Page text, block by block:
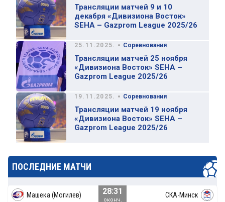
Трансляции матчей 9 и 10
декабря «Дивизиона Восток»
SEHA – Gazprom League 2025/26
25.11.2025. • Соревнования
Трансляции матчей 25 ноября
«Дивизиона Восток» SEHA –
Gazprom League 2025/26
19.11.2025. • Соревнования
Трансляции матчей 19 ноября
«Дивизиона Восток» SEHA –
Gazprom League 2025/26
ПОСЛЕДНИЕ МАТЧИ
Машека (Могилев) 28:31
оконч.
СКА-Минск